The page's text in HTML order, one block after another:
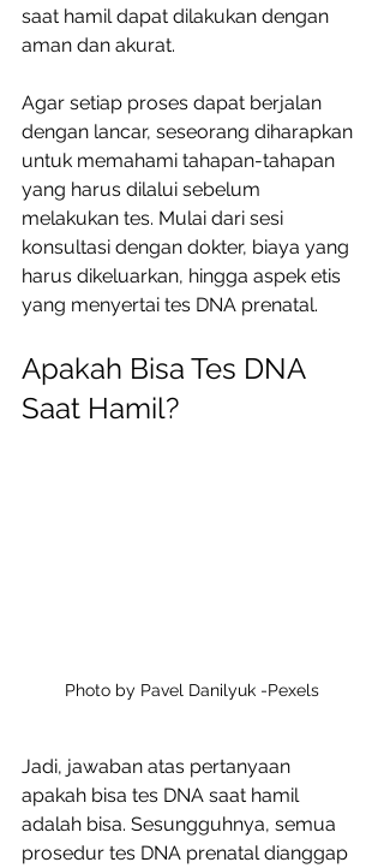
saat hamil dapat dilakukan dengan
aman dan akurat.
Agar setiap proses dapat berjalan
dengan lancar, seseorang diharapkan
untuk memahami tahapan-tahapan
yang harus dilalui sebelum
melakukan tes. Mulai dari sesi
konsultasi dengan dokter, biaya yang
harus dikeluarkan, hingga aspek etis
yang menyertai tes DNA prenatal.
Apakah Bisa Tes DNA
Saat Hamil?
Photo by Pavel Danilyuk -Pexels
Jadi, jawaban atas pertanyaan
apakah bisa tes DNA saat hamil
adalah bisa. Sesungguhnya, semua
prosedur tes DNA prenatal dianggap